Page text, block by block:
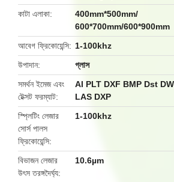
কাটা এলাকা
400mm*500mm/
600*700mm/600*900mm
আবেগ ফ্রিকোয়েন্সি
1-100khz
উপাদান
গ্লাস
সমর্থন ইমেজ এবং
টেক্সট ফরম্যাট
AI PLT DXF BMP Dst
LAS DXP
স্প্লিটিং লেজার
সোর্স পালস
ফ্রিকোয়েন্সি
1-100khz
বিভাজন লেজার
উৎস তরঙ্গদৈর্ঘ্য
10.6µm